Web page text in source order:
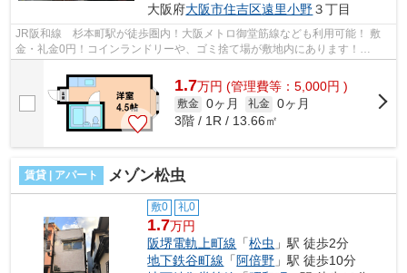
大阪府大阪市住吉区遠里小野３丁目
JR阪和線 杉本町駅が徒歩圏内！大阪メトロ御堂筋線なども利用可能！ 敷
金・礼金0円！コインランドリーや、ゴミ捨て場が敷地内にあります！
■□■□■□■□■□■□■□■□■□■□■□■□■□■□■□■□■□■□■□...
1.7万円 (管理費等：5,000円 )
敷金 0ヶ月 礼金 0ヶ月
3階 / 1R / 13.66㎡
賃貸 | アパート メゾン松虫
敷0 礼0
1.7万円
阪堺電軌上町線 「松虫 」駅 徒歩2分
地下鉄谷町線 「 阿倍野 」駅 徒歩10分